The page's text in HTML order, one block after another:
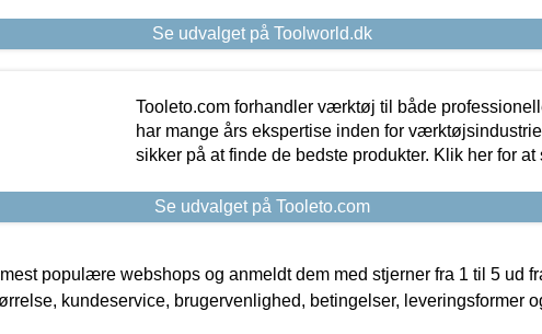
Se udvalget på Toolworld.dk
Tooleto.com forhandler værktøj til både
har mange års ekspertise inden for
sikker på at finde de bedste produkter. Klik her for at
Se udvalget på Tooleto.com
populære webshops og anmeldt dem med stjerner fra 1 til 5 ud
kundeservice, brugervenlighed, betingelser, leveringsformer